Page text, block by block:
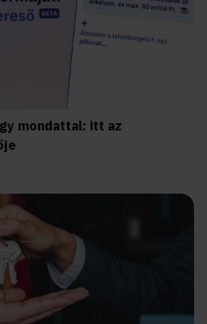
mondattal: itt az